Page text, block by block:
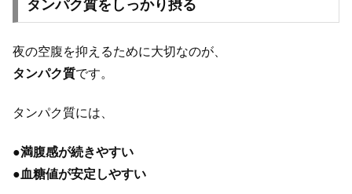
タンパク質をしっかり摂る
夜の空腹を抑えるために大切なのが、
タンパク質です。
タンパク質には、
●満腹感が続きやすい
●血糖値が安定しやすい